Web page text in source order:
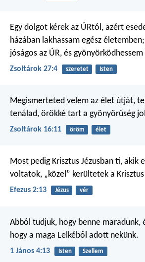
Egy dolgot kérek az ÚRtól, azért
házában lakhassam egész életemben;
jóságos az ÚR, és
Zsoltárok 27:4 szeretet Isten
Megismerteted velem az élet útját,
tenálad, örökké tart a gyönyörűség
Zsoltárok 16:11 öröm élet
Most pedig Krisztus Jézusban ti, akik
voltatok, „közel” kerültetek a
Efezus 2:13 Jézus vér
Abból tudjuk, hogy benne maradunk,
hogy a maga Lelkéből adott nekünk.
1 János 4:13 Isten Szellem